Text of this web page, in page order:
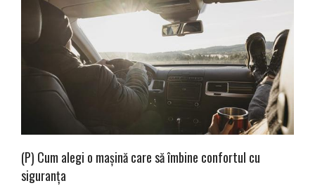
(P) Cum alegi o mașină care să îmbine confortul cu
siguranța